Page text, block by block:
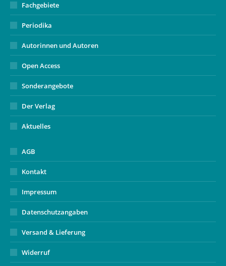
Fachgebiete
Periodika
Autorinnen und Autoren
Open Access
Sonderangebote
Der Verlag
Aktuelles
AGB
Kontakt
Impressum
Datenschutzangaben
Versand & Lieferung
Widerruf